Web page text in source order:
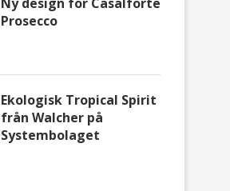
Prosecco
Ekologisk Tropical Spirit
från Walcher på
Systembolaget